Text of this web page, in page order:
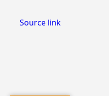
Source link